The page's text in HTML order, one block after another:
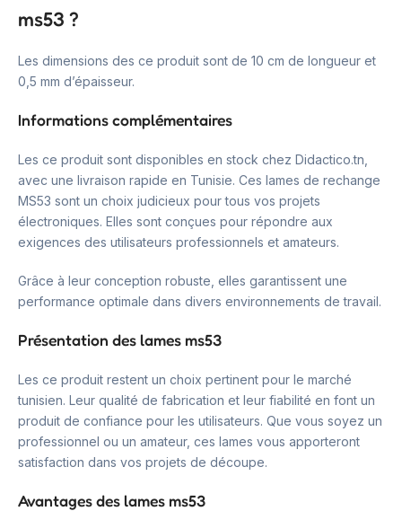
ms53 ?
Les dimensions des ce produit sont de 10 cm de longueur et
0,5 mm d’épaisseur.
Informations complémentaires
Les ce produit sont disponibles en stock chez Didactico.tn,
avec une livraison rapide en Tunisie. Ces lames de rechange
MS53 sont un choix judicieux pour tous vos projets
électroniques. Elles sont conçues pour répondre aux
exigences des utilisateurs professionnels et amateurs.
Grâce à leur conception robuste, elles garantissent une
performance optimale dans divers environnements de travail.
Présentation des lames ms53
Les ce produit restent un choix pertinent pour le marché
tunisien. Leur qualité de fabrication et leur fiabilité en font un
produit de confiance pour les utilisateurs. Que vous soyez un
professionnel ou un amateur, ces lames vous apporteront
satisfaction dans vos projets de découpe.
Avantages des lames ms53